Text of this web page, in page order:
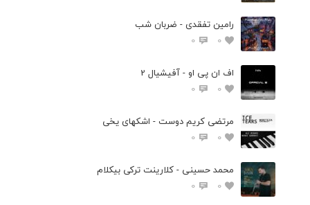
رامین تفقدی - ضربان شب
0
0
اف ان پی او - آفیشیال 2
0
0
مرتضی کریم دوست - اشکهای یخی
0
0
محمد حسینی - کلارینت ترکی بیکلام
0
0